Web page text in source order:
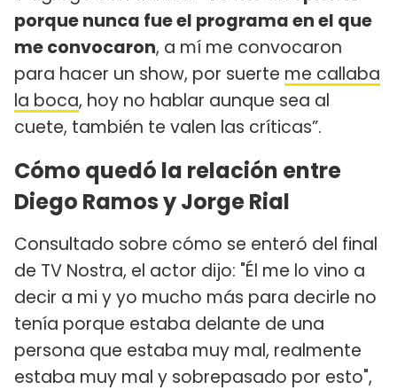
porque nunca fue el programa en el que
me convocaron, a mí me convocaron
para hacer un show, por suerte me callaba
la boca, hoy no hablar aunque sea al
cuete, también te valen las críticas”.
Cómo quedó la relación entre
Diego Ramos y Jorge Rial
Consultado sobre cómo se enteró del final
de TV Nostra, el actor dijo: "Él me lo vino a
decir a mi y yo mucho más para decirle no
tenía porque estaba delante de una
persona que estaba muy mal, realmente
estaba muy mal y sobrepasado por esto",